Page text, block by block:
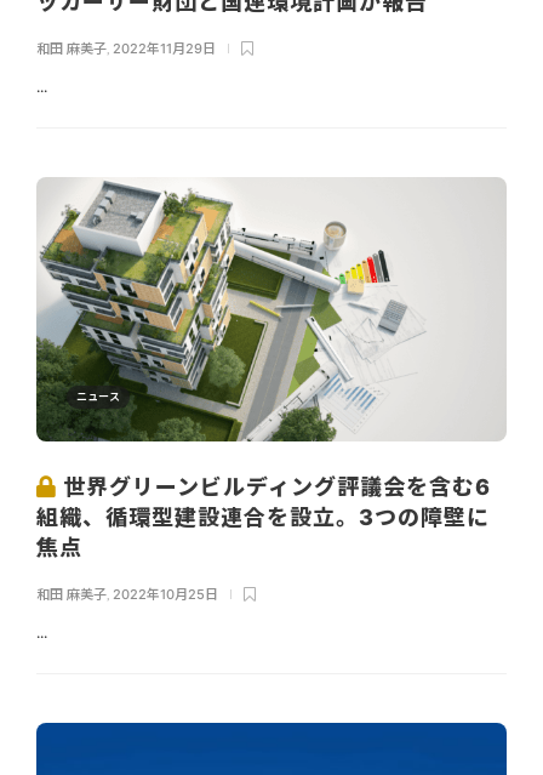
和田 麻美子 2022年11月29日
...
ニュース
世界グリーンビルディング評議会を含む6
組織、循環型建設連合を設立。3つの障壁に
焦点
和田 麻美子, 2022年10月25日
...